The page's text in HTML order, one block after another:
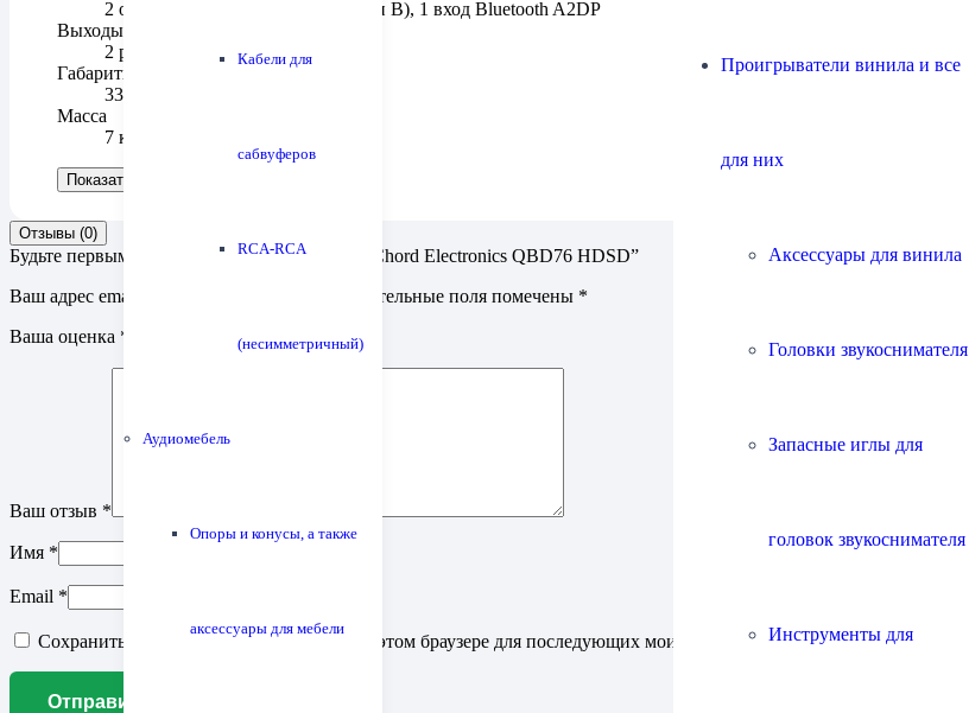
Кабели для
сабвуферов
RCA-RCA
(несимметричный)
Аудиомебель
Опоры и конусы, а также
аксессуары для мебели
Проигрыватели винила и все
для них
Аксессуары для винила
Головки звукоснимателя
Запасные иглы для
головок звукоснимателя
Инструменты для
2 оптических TOSlink, 1 USB (тип B), 1 вход Bluetooth A2DP
Выходы аналоговые стерео
2 разъeма RCA, 2 балансных XLR
Габариты
338x60x145 мм
Масса
7 кг
Показать больше
Отзывы (0)
Будьте первым, кто оставил отзыв на “ЦАП Chord Electronics QBD76 HDSD”
Ваш адрес email не будет опубликован.
Обязательные поля помечены *
Ваша оценка *
Ваш отзыв *
Имя *
Email *
Сохранить моё имя, email и адрес сайта в этом браузере для последующих моих комментариев.